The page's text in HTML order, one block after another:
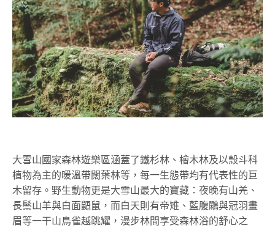
大雪山國家森林遊樂區涵蓋了鐵杉林、檜木林及以殼斗科
植物為主的暖溫帶闊葉林等，每一生態帶均有代表性的巨
木留存。野生動物更是大雪山最大的寶藏：夜晚有山羌、
長鬃山羊與白面鼯鼠，而白天則有帝雉、藍腹鷴與冠羽畫
眉等一干山鳥雀越跳耀，漫步林間享受森林浴的舒心之